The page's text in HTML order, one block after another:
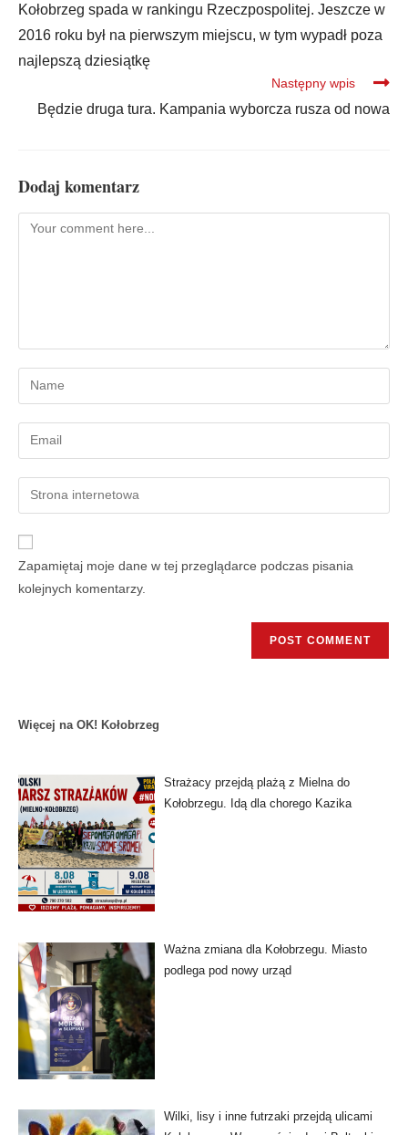
Kołobrzeg spada w rankingu Rzeczpospolitej. Jeszcze w
2016 roku był na pierwszym miejscu, w tym wypadł poza
najlepszą dziesiątkę
Następny wpis
Będzie druga tura. Kampania wyborcza rusza od nowa
Dodaj komentarz
Zapamiętaj moje dane w tej przeglądarce podczas pisania
kolejnych komentarzy.
Więcej na OK! Kołobrzeg
Strażacy przejdą plażą z Mielna do
Kołobrzegu. Idą dla chorego Kazika
Ważna zmiana dla Kołobrzegu. Miasto
podlega pod nowy urząd
Wilki, lisy i inne futrzaki przejdą ulicami